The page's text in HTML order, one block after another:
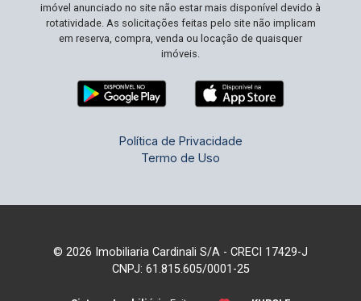
imóvel anunciado no site não estar mais disponível devido à
rotatividade. As solicitações feitas pelo site não implicam
em reserva, compra, venda ou locação de quaisquer
imóveis.
Política de Privacidade
Termo de Uso
© 2026 Imobiliaria Cardinali S/A - CRECI 17429-J
CNPJ: 61.815.605/0001-25